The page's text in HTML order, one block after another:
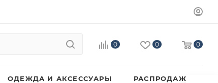
0 0 0
ОДЕЖДА И АКСЕССУАРЫ РАСПРОДАЖА